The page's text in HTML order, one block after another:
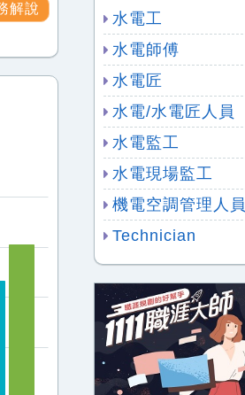
解說
水電工
水電師傅
水電匠
水電/水電匠人員
水電監工
水電現場監工
機電空調管理人員
Technician